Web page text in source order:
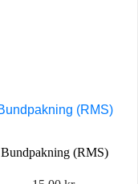
Bundpakning (RMS)